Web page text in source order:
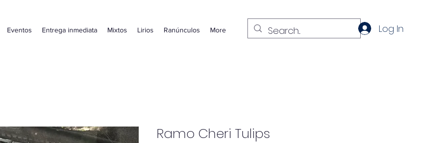
Eventos Entrega inmediata Mixtos Lirios Ranúnculos More Log In
Ramo Cheri Tulips